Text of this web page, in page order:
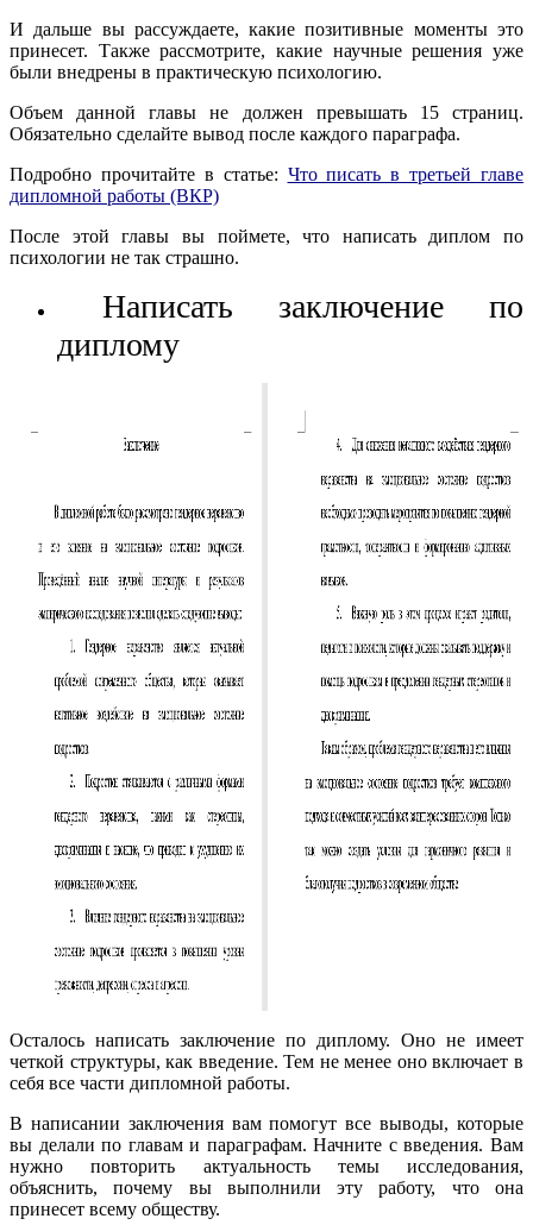
И дальше вы рассуждаете, какие позитивные моменты это
принесет. Также рассмотрите, какие научные решения уже
были внедрены в практическую психологию.
Объем данной главы не должен превышать 15 страниц.
Обязательно сделайте вывод после каждого параграфа.
Подробно прочитайте в статье: Что писать в третьей главе
дипломной работы (ВКР)
После этой главы вы поймете, что написать диплом по
психологии не так страшно.
Написать заключение по
диплому
Осталось написать заключение по диплому. Оно не имеет
четкой структуры, как введение. Тем не менее оно включает в
себя все части дипломной работы.
В написании заключения вам помогут все выводы, которые
вы делали по главам и параграфам. Начните с введения. Вам
нужно повторить актуальность темы исследования,
объяснить, почему вы выполнили эту работу, что она
принесет всему обществу.